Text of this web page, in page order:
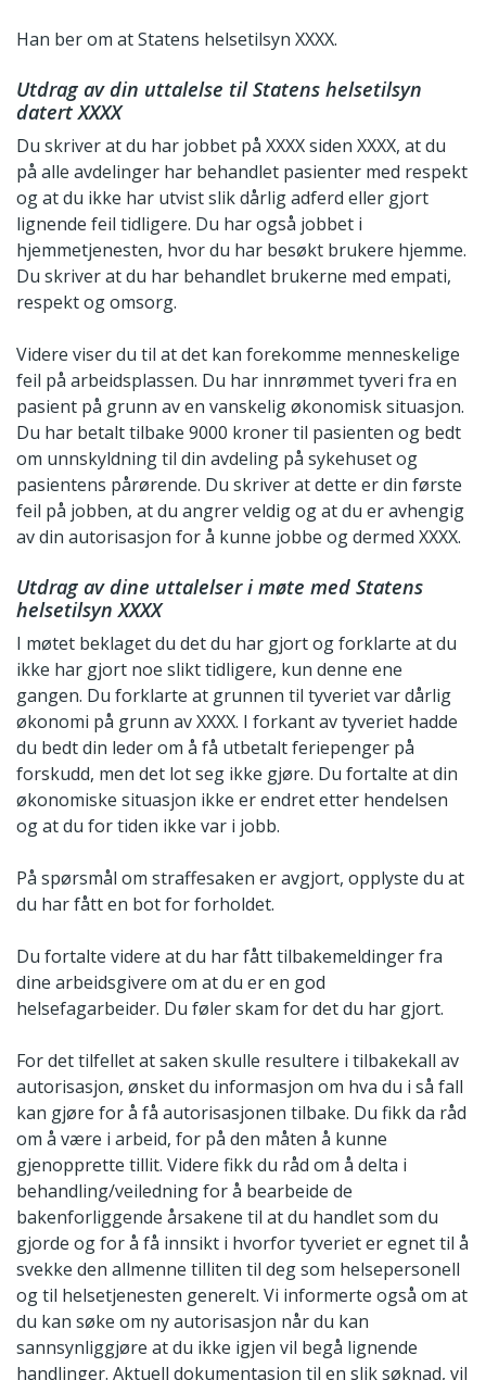
Han ber om at Statens helsetilsyn XXXX.
Utdrag av din uttalelse til Statens helsetilsyn
datert XXXX
Du skriver at du har jobbet på XXXX siden XXXX, at du
på alle avdelinger har behandlet pasienter med respekt
og at du ikke har utvist slik dårlig adferd eller gjort
lignende feil tidligere. Du har også jobbet i
hjemmetjenesten, hvor du har besøkt brukere hjemme.
Du skriver at du har behandlet brukerne med empati,
respekt og omsorg.
Videre viser du til at det kan forekomme menneskelige
feil på arbeidsplassen. Du har innrømmet tyveri fra en
pasient på grunn av en vanskelig økonomisk situasjon.
Du har betalt tilbake 9000 kroner til pasienten og bedt
om unnskyldning til din avdeling på sykehuset og
pasientens pårørende. Du skriver at dette er din første
feil på jobben, at du angrer veldig og at du er avhengig
av din autorisasjon for å kunne jobbe og dermed XXXX.
Utdrag av dine uttalelser i møte med Statens
helsetilsyn XXXX
I møtet beklaget du det du har gjort og forklarte at du
ikke har gjort noe slikt tidligere, kun denne ene
gangen. Du forklarte at grunnen til tyveriet var dårlig
økonomi på grunn av XXXX. I forkant av tyveriet hadde
du bedt din leder om å få utbetalt feriepenger på
forskudd, men det lot seg ikke gjøre. Du fortalte at din
økonomiske situasjon ikke er endret etter hendelsen
og at du for tiden ikke var i jobb.
På spørsmål om straffesaken er avgjort, opplyste du at
du har fått en bot for forholdet.
Du fortalte videre at du har fått tilbakemeldinger fra
dine arbeidsgivere om at du er en god
helsefagarbeider. Du føler skam for det du har gjort.
For det tilfellet at saken skulle resultere i tilbakekall av
autorisasjon, ønsket du informasjon om hva du i så fall
kan gjøre for å få autorisasjonen tilbake. Du fikk da råd
om å være i arbeid, for på den måten å kunne
gjenopprette tillit. Videre fikk du råd om å delta i
behandling/veiledning for å bearbeide de
bakenforliggende årsakene til at du handlet som du
gjorde og for å få innsikt i hvorfor tyveriet er egnet til å
svekke den allmenne tilliten til deg som helsepersonell
og til helsetjenesten generelt. Vi informerte også om at
du kan søke om ny autorisasjon når du kan
sannsynliggjøre at du ikke igjen vil begå lignende
handlinger. Aktuell dokumentasjon til en slik søknad, vil